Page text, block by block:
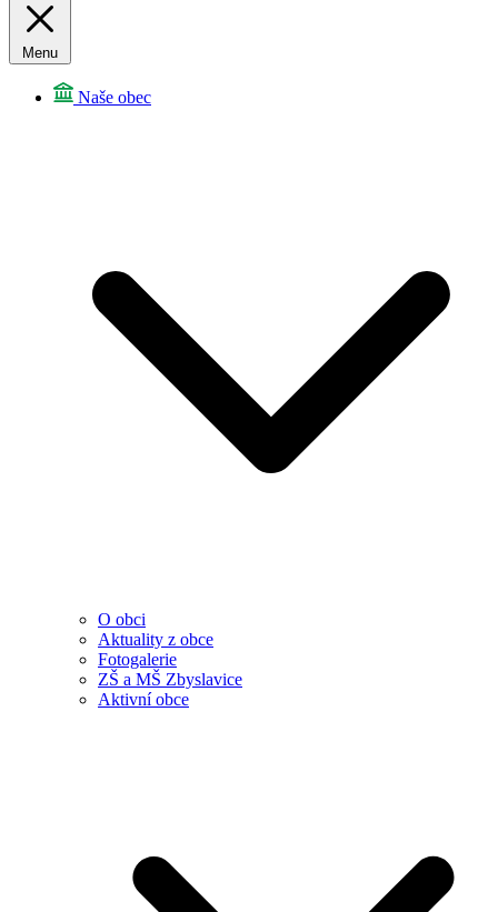
Menu
Naše obec
O obci
Aktuality z obce
Fotogalerie
ZŠ a MŠ Zbyslavice
Aktivní obce